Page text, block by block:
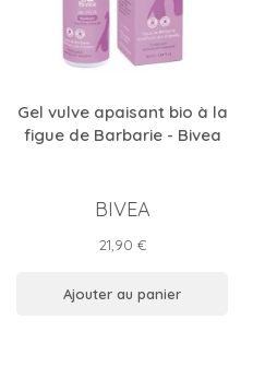
Gel vulve apaisant bio à la
figue de Barbarie - Bivea
BIVEA
Prix
21,90 €
Ajouter au panier